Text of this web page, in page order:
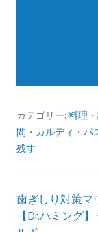
カテゴリー: 料理 ・
間 ・ カルディ ・ パ
残す
投
歯ぎしり対策マ
【Dr.ハミング